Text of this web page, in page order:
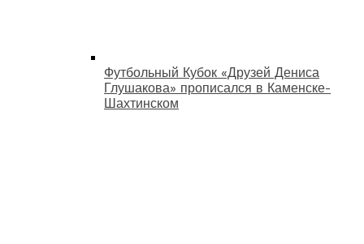
Футбольный Кубок «Друзей Дениса
Глушакова» прописался в Каменске-
Шахтинском